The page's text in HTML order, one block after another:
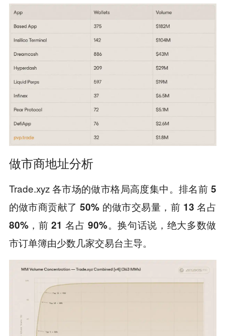
做市商地址分析
Trade.xyz 各市场的做市格局高度集中。 排名前 5
的做市商贡献了 50% 的做市交易量，前 13 名占
80%，前 21 名占 90%。换句话说，绝大多数做
市订单簿由少数几家交易台主导。